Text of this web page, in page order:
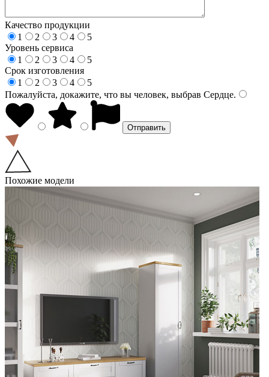
Качество продукции
1
2 3 4
5
Уровень сервиса
1
2 3 4
5
Срок изготовления
1
2 3 4
5
Пожалуйста, докажите, что вы человек, выбрав Сердце.
Похожие модели